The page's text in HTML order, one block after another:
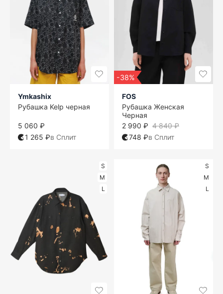
Ymkashix
Рубашка Kelp черная
5 060 ₽
1 265 ₽в Сплит
-38%
FOS
Рубашка Женская
Черная
4 840 ₽
2 990 ₽
748 ₽в Сплит
S
M
L
S
M
L